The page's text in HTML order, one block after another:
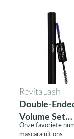
RevitaLash
Double-
Volume Set
(Primer/
Onze favoriete
mascara uit ons